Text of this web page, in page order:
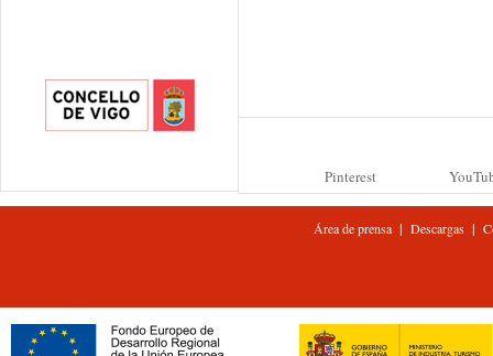
Pinterest
Área de prensa| Descargas|